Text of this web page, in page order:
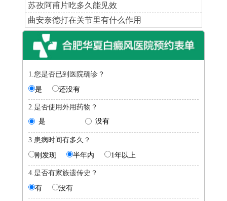
苏孜阿甫片吃多久能见效
曲安奈德打在关节里有什么作用
1.您是否已到医院确诊？
是
还没有
2.是否使用外用药物？
是
没有
3.患病时间有多久？
刚发现
半年内 1年以上
4.是否有家族遗传史？
有
没有